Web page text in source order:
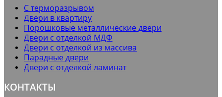
С терморазрывом
Двери в квартиру
Порошковые металлические двери
Двери с отделкой МДФ
Двери с отделкой из массива
Парадные двери
Двери с отделкой ламинат
КОНТАКТЫ